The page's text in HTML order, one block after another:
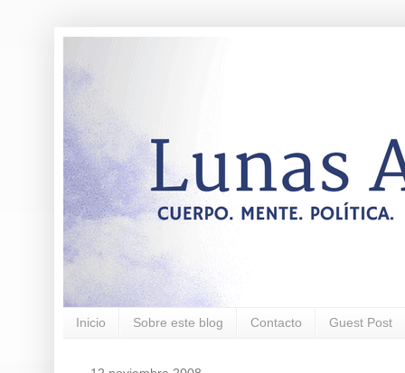
Inicio Sobre este blog Contacto Guest Post